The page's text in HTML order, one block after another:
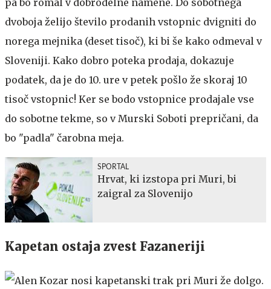
dvoboja želijo število prodanih vstopnic dvigniti do
norega mejnika (deset tisoč), ki bi še kako odmeval v
Sloveniji. Kako dobro poteka prodaja, dokazuje
podatek, da je do 10. ure v petek pošlo že skoraj 10
tisoč vstopnic! Ker se bodo vstopnice prodajale vse
do sobotne tekme, so v Murski Soboti prepričani, da
bo "padla" čarobna meja.
SPORTAL
Hrvat, ki izstopa pri Muri, bi
zaigral za Slovenijo
Kapetan ostaja zvest Fazaneriji